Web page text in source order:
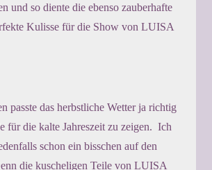
und so diente die ebenso zauberhafte
Kulisse für die Show von LUISA
passte das herbstliche Wetter ja richtig
für die kalte Jahreszeit zu zeigen. Ich
schon ein bisschen auf den
die kuscheligen Teile von LUISA